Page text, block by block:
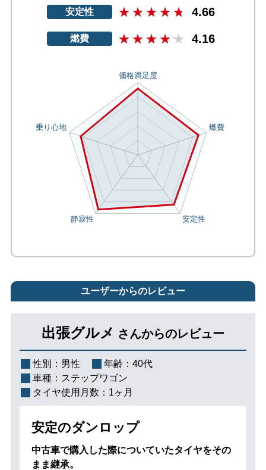
安定性 4.66
燃費 4.16
ユーザーからのレビュー
出張グルメ さんからのレビュー
性別： 男性 年齢： 40代
車種： ステップワゴン
タイヤ使用月数： 1ヶ月
安定のダンロップ
中古車で購入した際についていたタイヤをその
まま継承。